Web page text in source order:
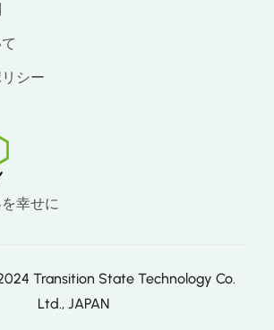
シー
幸せに
Transition State Technology Co.
Ltd., JAPAN